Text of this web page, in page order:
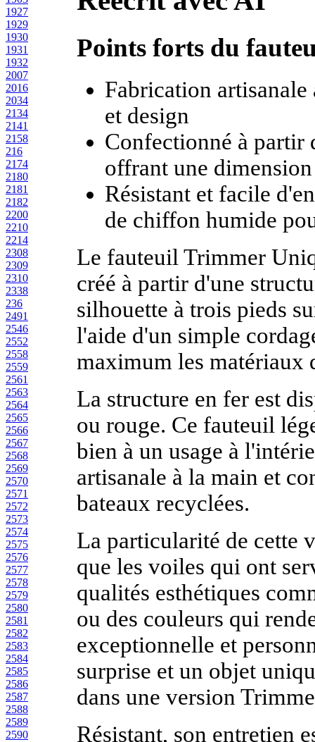
1927
1929
1930
1931
1932
2007
2016
2034
2134
2141
2158
216
2174
2180
2181
2182
2200
2210
2214
2308
2309
2310
2338
236
2491
2546
2552
2558
2559
2561
2563
2564
2565
2566
2567
2568
2569
2570
2571
2572
2573
2574
2575
2576
2577
2578
2579
2580
2581
2582
2583
2584
2585
2586
2587
2588
2589
2590
Points forts du
Fabrication
et design
Confectionné à partir
offrant une
Résistant et facile
de chiffon humide
Le fauteuil Trimmer
créé à partir d'une
silhouette à trois pieds
l'aide d'un simple
maximum les matériaux
La structure en fer est
ou rouge. Ce fauteuil
bien à un usage à
artisanale à la main et
bateaux recyclées.
La particularité de cette
que les voiles qui ont
qualités esthétiques
ou des couleurs qui
exceptionnelle et
surprise et un objet
dans une version
Résistant, son entretien